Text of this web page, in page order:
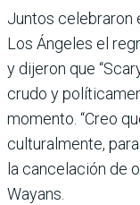
Juntos celebraron
Los Ángeles el
y dijeron que
crudo y
momento. “Creo
culturalmente,
la cancelación de
Wayans.